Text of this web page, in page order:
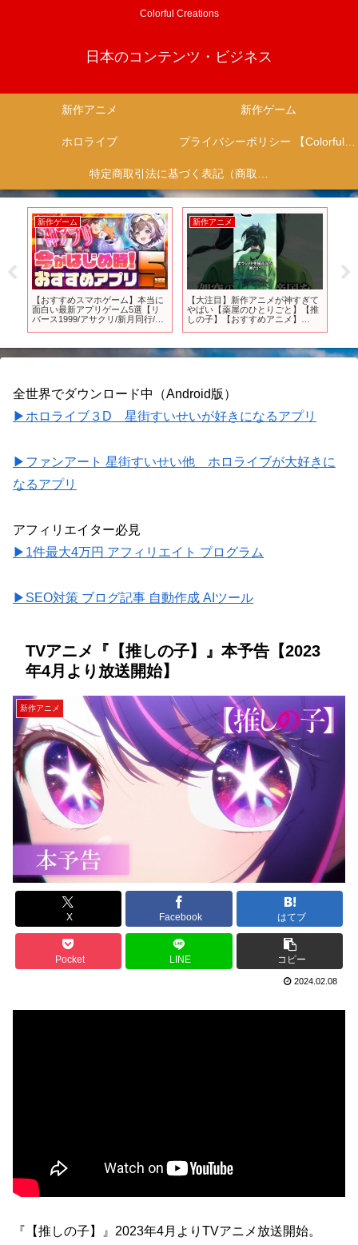
Colorful Creations
日本のコンテンツ・ビジネス
新作アニメ 新作ゲーム
ホロライブ プライバシーポリシー 【Colorful Creation】
特定商取引法に基づく表記（商取引に関する開示）
新作ゲーム
【おすすめスマホゲーム】本当に
面白い最新アプリゲーム5選【リ
バース1999/アサクリ/新月同行/鈴
新作アニメ
【大注目】新作アニメが神すぎて
やばい【薬屋のひとりごと】【推
しの子】【おすすめアニメ】
全世界でダウンロード中（Android版）
▶ホロライブ３D 星街すいせいが好きになるアプリ
▶ファンアート 星街すいせい他 ホロライブが大好きに
なるアプリ
アフィリエイター必見
▶1件最大4万円 アフィリエイト プログラム
▶SEO対策 ブログ記事 自動作成 AIツール
TVアニメ『【推しの子】』本予告【2023
年4月より放送開始】
新作アニメ
X Facebook はてブ
Pocket LINE コピー
2024.02.08
『【推しの子】』2023年4月よりTVアニメ放送開始。